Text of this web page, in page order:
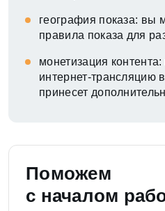
география показа: вы
правила показа для
монетизация
интернет-трансляцию
принесет
Поможем
с началом